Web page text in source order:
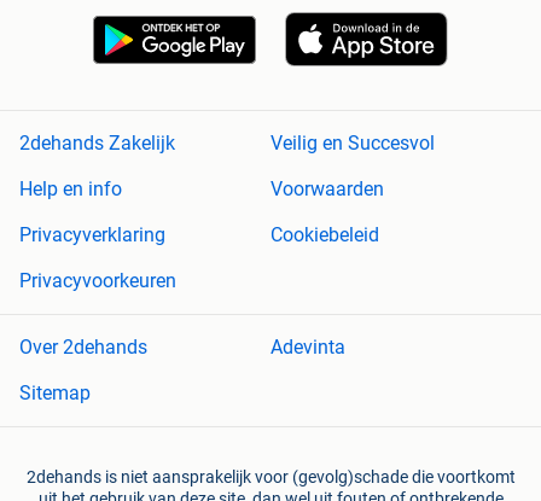
2dehands Zakelijk
Veilig en Succesvol
Help en info
Voorwaarden
Privacyverklaring
Cookiebeleid
Privacyvoorkeuren
Over 2dehands
Adevinta
Sitemap
2dehands is niet aansprakelijk voor (gevolg)schade die voortkomt